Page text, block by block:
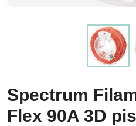
Spectrum
Flex 90A 3D